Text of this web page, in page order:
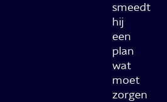
smeedt
hij
een
plan
wat
moet
zorgen